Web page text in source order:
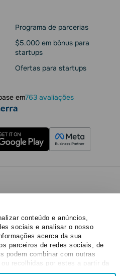
conteúdo e anúncios,
sociais e analisar o nosso
acerca da sua
parceiros de redes sociais, de
podem combinar com outras
recolhidas por estes a partir da
Programa de parcerias
$5.000 em bônus para
startups
Ofertas para startups
em763 avaliações
Todos os direitos